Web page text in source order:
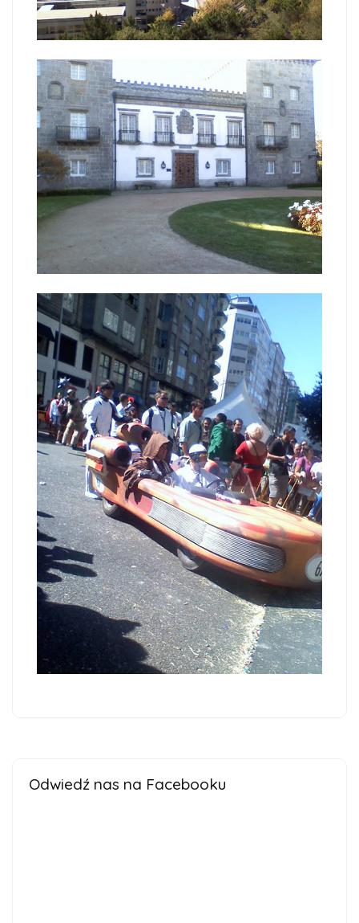
Odwiedź nas na Facebooku